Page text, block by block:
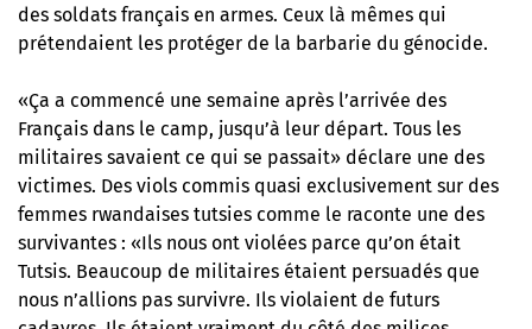
des soldats français en armes. Ceux là mêmes qui
prétendaient les protéger de la barbarie du génocide.
«Ça a commencé une semaine après l’arrivée des
Français dans le camp, jusqu’à leur départ. Tous les
militaires savaient ce qui se passait» déclare une des
victimes. Des viols commis quasi exclusivement sur des
femmes rwandaises tutsies comme le raconte une des
survivantes : «Ils nous ont violées parce qu’on était
Tutsis. Beaucoup de militaires étaient persuadés que
nous n’allions pas survivre. Ils violaient de futurs